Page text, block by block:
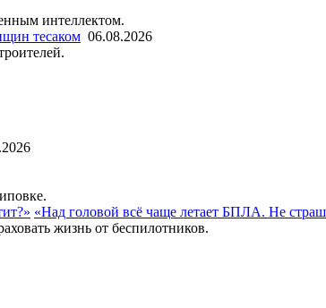
интеллектом.
тесаком 06.08.2026
«Над головой всё чаще летает БПЛА. Не
жизнь от беспилотников.